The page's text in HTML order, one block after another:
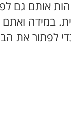
אותם גם
במידה
לפתור את